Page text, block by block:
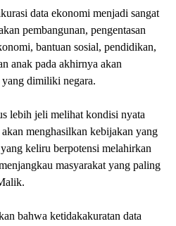
data ekonomi menjadi sangat
pembangunan, pengentasan
bantuan sosial, pendidikan,
anak pada akhirnya akan
yang dimiliki negara.
lebih jeli melihat kondisi nyata
menghasilkan kebijakan yang
keliru berpotensi melahirkan
masyarakat yang paling
bahwa ketidakakuratan data